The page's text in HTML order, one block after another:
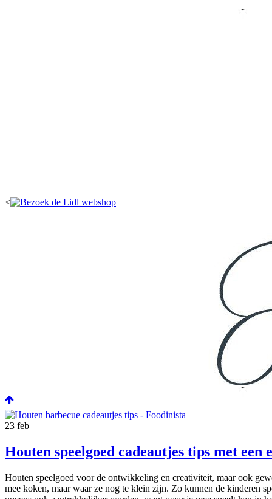
<
23 feb
Houten speelgoed cadeautjes tips met een
Houten speelgoed voor de ontwikkeling en creativiteit, maar ook
mee koken, maar waar ze nog te klein zijn. Zo kunnen de kinderen